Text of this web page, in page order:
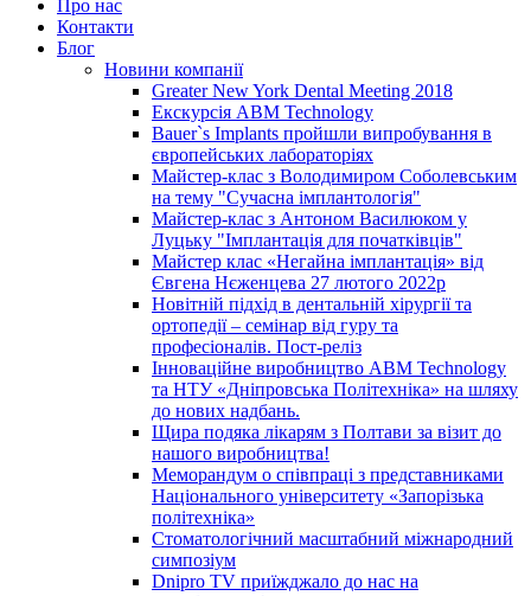
Про нас
Контакти
Блог
Новини компанії
Greater New York Dental Meeting 2018
Екскурсія ABM Technology
Bauer`s Implants пройшли випробування в
європейських лабораторіях
Майстер-клас з Володимиром Соболевським
на тему "Сучасна імплантологія"
Майстер-клас з Антоном Василюком у
Луцьку "Імплантація для початківців"
Майстер клас «Негайна імплантація» від
Євгена Нєженцева 27 лютого 2022р
Новітній підхід в дентальній хірургії та
ортопедії – семінар від гуру та
професіоналів. Пост-реліз
Інноваційне виробництво ABM Technology
та НТУ «Дніпровська Політехніка» на шляху
до нових надбань.
Щира подяка лікарям з Полтави за візит до
нашого виробництва!
Меморандум о співпраці з представниками
Національного університету «Запорізька
політехніка»
Стоматологічний масштабний міжнародний
симпозіум
Dnipro TV приїжджало до нас на